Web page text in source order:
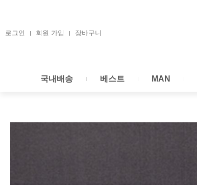
츠로그인 회원 가입 장바구니
국내배송 베스트 MAN